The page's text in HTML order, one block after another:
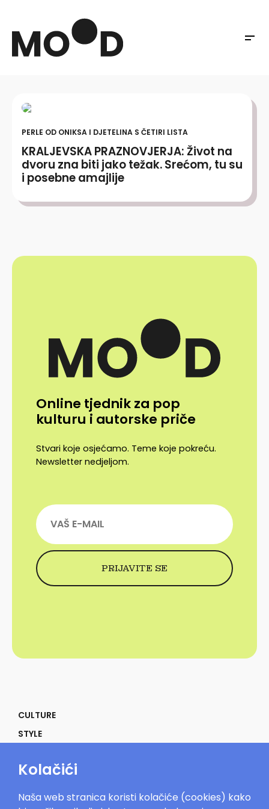
PERLE OD ONIKSA I DJETELINA S ČETIRI LISTA
KRALJEVSKA PRAZNOVJERJA: Život na
dvoru zna biti jako težak. Srećom, tu su
i posebne amajlije
Online tjednik za pop
kulturu i autorske priče
Stvari koje osjećamo. Teme koje pokreću.
Newsletter nedjeljom.
CULTURE
STYLE
POWER
Kolačići
Naša web stranica koristi kolačiće (cookies) kako